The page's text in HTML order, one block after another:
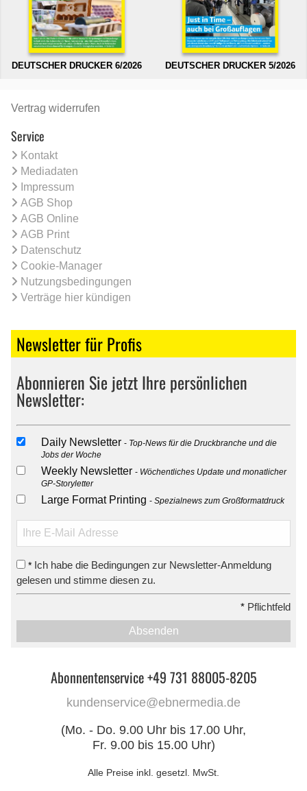
DEUTSCHER DRUCKER 6/2026 DEUTSCHER DRUCKER 5/2026
Vertrag widerrufen
Service
Kontakt
Mediadaten
Impressum
AGB Shop
AGB Online
AGB Print
Datenschutz
Cookie-Manager
Nutzungsbedingungen
Verträge hier kündigen
Newsletter für Profis
Abonnieren Sie jetzt Ihre persönlichen
Newsletter:
Daily Newsletter
Top-News für die Druckbranche und die
Jobs der Woche
Weekly Newsletter
Wöchentliches Update und monatlicher
GP-Storyletter
Large Format Printing Spezialnews zum Großformatdruck
* Ich habe die Bedingungen zur Newsletter-Anmeldung
gelesen und stimme diesen zu.
* Pflichtfeld
Absenden
Abonnentenservice +49 731 88005-8205
kundenservice@ebnermedia.de
(Mo. - Do. 9.00 Uhr bis 17.00 Uhr,
Fr. 9.00 bis 15.00 Uhr)
Alle Preise inkl. gesetzl. MwSt.